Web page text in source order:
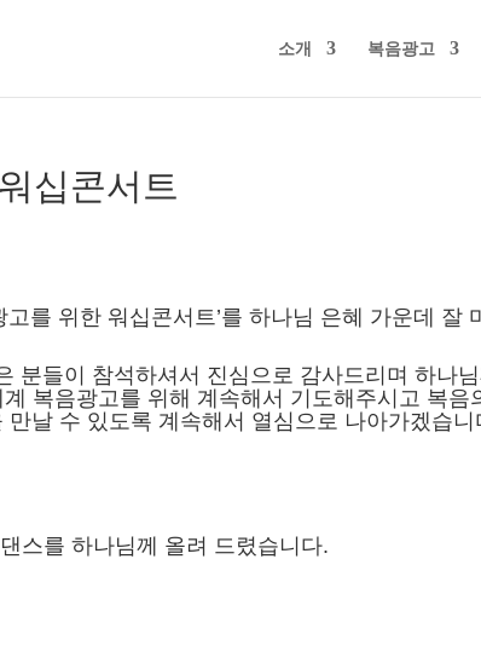
소개 복음광고
십콘서트
를 위한 워십콘서트’를 하나님 은혜 가운데 잘
분들이 참석하셔서 진심으로 감사드리며 하나님
복음광고를 위해 계속해서 기도해주시고 복음
날 수 있도록 계속해서 열심으로 나아가겠습니
스를 하나님께 올려 드렸습니다.
📬 2026.03.31 이달의 전함
📬 2026.07.31 이달의 전함
📬 2026.06.30 이달의 전함
📬 2026.05.31 이달의 전함
📬 2026.04.30 이달의 전함
📬 2026.03.31 이달의 전함